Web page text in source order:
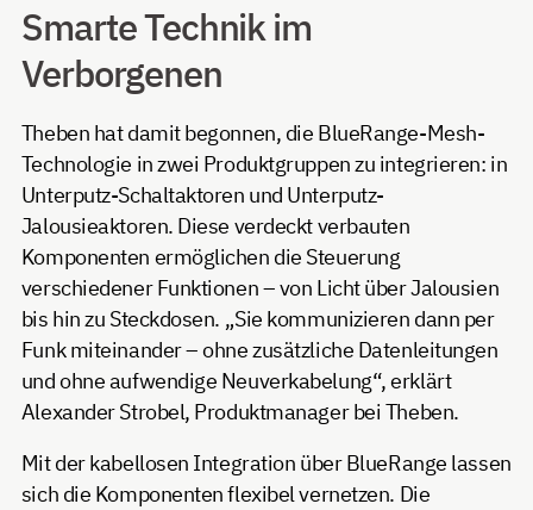
Smarte Technik im
Verborgenen
Theben hat damit begonnen, die BlueRange-Mesh-
Technologie in zwei Produktgruppen zu integrieren: in
Unterputz-Schaltaktoren und Unterputz-
Jalousieaktoren. Diese verdeckt verbauten
Komponenten ermöglichen die Steuerung
verschiedener Funktionen – von Licht über Jalousien
bis hin zu Steckdosen. „Sie kommunizieren dann per
Funk miteinander – ohne zusätzliche Datenleitungen
und ohne aufwendige Neuverkabelung“, erklärt
Alexander Strobel, Produktmanager bei Theben.
Mit der kabellosen Integration über BlueRange lassen
sich die Komponenten flexibel vernetzen. Die